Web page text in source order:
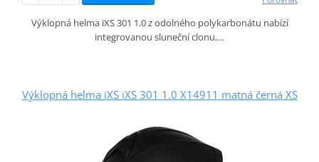
Výklopná helma iXS 301 1.0 z odolného polykarbonátu nabízí
integrovanou sluneční clonu,…
Výklopná helma iXS iXS 301 1.0 X14911 matná černá XS